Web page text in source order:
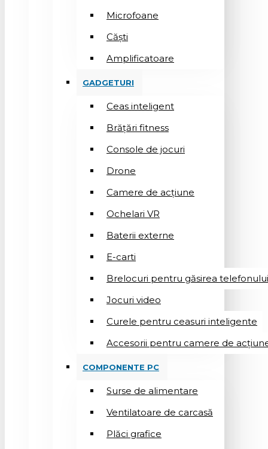
Microfoane
Căşti
Amplificatoare
GADGETURI
Ceas inteligent
Brățări fitness
Console de jocuri
Drone
Camere de acțiune
Ochelari VR
Baterii externe
E-carti
Brelocuri pentru găsirea telefonului
Jocuri video
Curele pentru ceasuri inteligente
Accesorii pentru camere de
COMPONENTE PC
Surse de alimentare
Ventilatoare de carcasă
Plăci grafice